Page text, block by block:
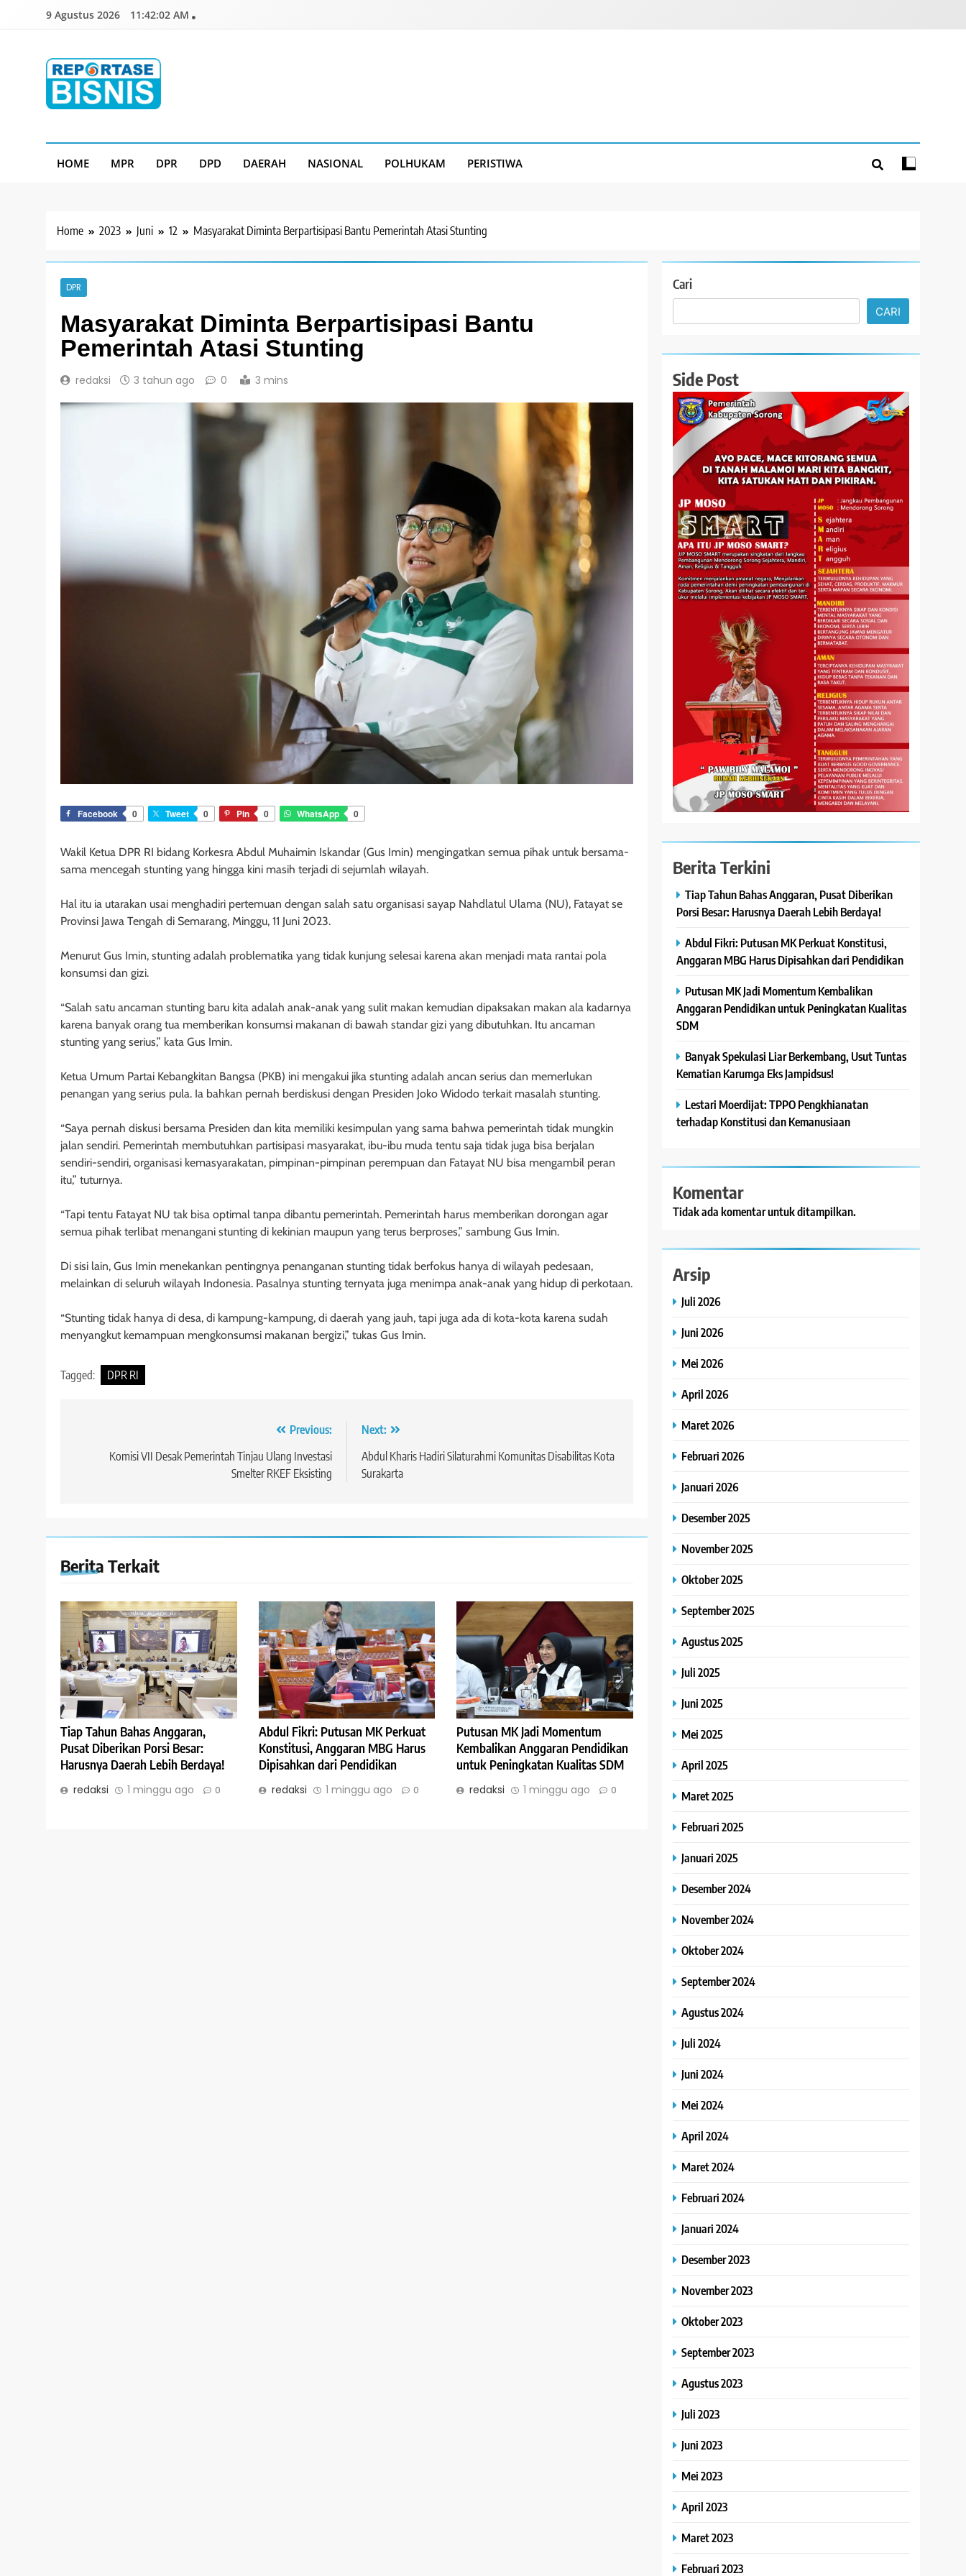
9 Agustus 2026 11:42:03 AM
HOME MPR DPR DPD DAERAH NASIONAL POLHUKAM PERISTIWA
Home 2023 Juni 12 Masyarakat Diminta Berpartisipasi Bantu Pemerintah Atasi Stunting
DPR
Masyarakat Diminta Berpartisipasi Bantu
Pemerintah Atasi Stunting
redaksi 3 tahun ago 0 3 mins
Facebook 0 Tweet 0 Pin 0 WhatsApp 0
Wakil Ketua DPR RI bidang Korkesra Abdul Muhaimin Iskandar (Gus Imin) mengingatkan semua pihak untuk bersama-
sama mencegah stunting yang hingga kini masih terjadi di sejumlah wilayah.
Hal itu ia utarakan usai menghadiri pertemuan dengan salah satu organisasi sayap Nahdlatul Ulama (NU), Fatayat se
Provinsi Jawa Tengah di Semarang, Minggu, 11 Juni 2023.
Menurut Gus Imin, stunting adalah problematika yang tidak kunjung selesai karena akan menjadi mata rantai pola
konsumsi dan gizi.
“Salah satu ancaman stunting baru kita adalah anak-anak yang sulit makan kemudian dipaksakan makan ala kadarnya
karena banyak orang tua memberikan konsumsi makanan di bawah standar gizi yang dibutuhkan. Itu ancaman
stunting yang serius,” kata Gus Imin.
Ketua Umum Partai Kebangkitan Bangsa (PKB) ini mengakui jika stunting adalah ancan serius dan memerlukan
penangan yang serius pula. Ia bahkan pernah berdiskusi dengan Presiden Joko Widodo terkait masalah stunting.
“Saya pernah diskusi bersama Presiden dan kita memiliki kesimpulan yang sama bahwa pemerintah tidak mungkin
jalan sendiri. Pemerintah membutuhkan partisipasi masyarakat, ibu-ibu muda tentu saja tidak juga bisa berjalan
sendiri-sendiri, organisasi kemasyarakatan, pimpinan-pimpinan perempuan dan Fatayat NU bisa mengambil peran
itu,” tuturnya.
“Tapi tentu Fatayat NU tak bisa optimal tanpa dibantu pemerintah. Pemerintah harus memberikan dorongan agar
semua pihak terlibat menangani stunting di kekinian maupun yang terus berproses,” sambung Gus Imin.
Di sisi lain, Gus Imin menekankan pentingnya penanganan stunting tidak berfokus hanya di wilayah pedesaan,
melainkan di seluruh wilayah Indonesia. Pasalnya stunting ternyata juga menimpa anak-anak yang hidup di perkotaan.
“Stunting tidak hanya di desa, di kampung-kampung, di daerah yang jauh, tapi juga ada di kota-kota karena sudah
menyangkut kemampuan mengkonsumsi makanan bergizi,” tukas Gus Imin.
Tagged: DPR RI
Previous:
Komisi VII Desak Pemerintah Tinjau Ulang Investasi
Smelter RKEF Eksisting
Next:
Abdul Kharis Hadiri Silaturahmi Komunitas Disabilitas Kota
Surakarta
Berita Terkait
Tiap Tahun Bahas Anggaran,
Pusat Diberikan Porsi Besar:
Harusnya Daerah Lebih Berdaya!
redaksi 1 minggu ago 0
Abdul Fikri: Putusan MK Perkuat
Konstitusi, Anggaran MBG Harus
Dipisahkan dari Pendidikan
redaksi 1 minggu ago 0
Putusan MK Jadi Momentum
Kembalikan Anggaran Pendidikan
untuk Peningkatan Kualitas SDM
redaksi 1 minggu ago 0
Cari
CARI
Side Post
Berita Terkini
Tiap Tahun Bahas Anggaran, Pusat Diberikan
Porsi Besar: Harusnya Daerah Lebih Berdaya!
Abdul Fikri: Putusan MK Perkuat Konstitusi,
Anggaran MBG Harus Dipisahkan dari Pendidikan
Putusan MK Jadi Momentum Kembalikan
Anggaran Pendidikan untuk Peningkatan Kualitas
SDM
Banyak Spekulasi Liar Berkembang, Usut Tuntas
Kematian Karumga Eks Jampidsus!
Lestari Moerdijat: TPPO Pengkhianatan
terhadap Konstitusi dan Kemanusiaan
Komentar
Tidak ada komentar untuk ditampilkan.
Arsip
Juli 2026
Juni 2026
Mei 2026
April 2026
Maret 2026
Februari 2026
Januari 2026
Desember 2025
November 2025
Oktober 2025
September 2025
Agustus 2025
Juli 2025
Juni 2025
Mei 2025
April 2025
Maret 2025
Februari 2025
Januari 2025
Desember 2024
November 2024
Oktober 2024
September 2024
Agustus 2024
Juli 2024
Juni 2024
Mei 2024
April 2024
Maret 2024
Februari 2024
Januari 2024
Desember 2023
November 2023
Oktober 2023
September 2023
Agustus 2023
Juli 2023
Juni 2023
Mei 2023
April 2023
Maret 2023
Februari 2023